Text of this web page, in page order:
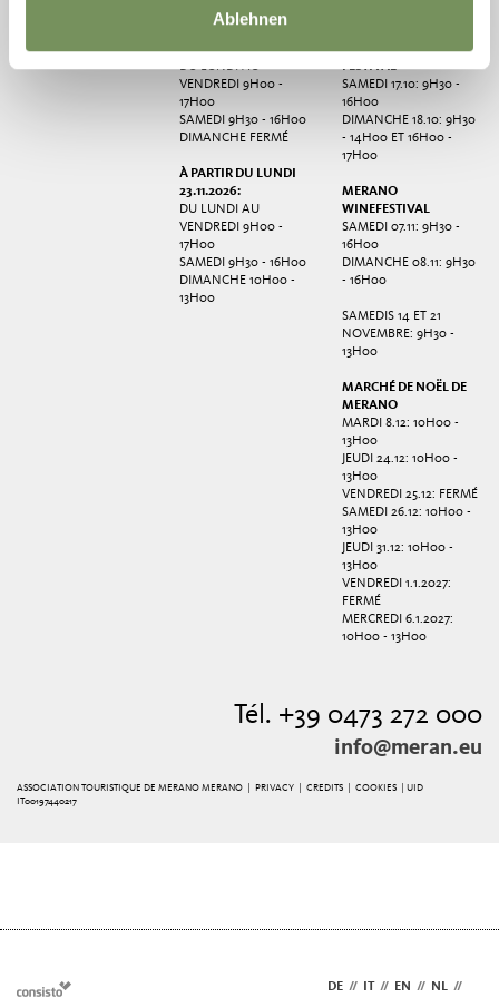
Ablehnen
19.10.2026:
DU LUNDI AU
VENDREDI 9H00 -
17H00
SAMEDI 9H30 - 16H00
DIMANCHE FERMÉ
À PARTIR DU LUNDI
23.11.2026:
DU LUNDI AU
VENDREDI 9H00 -
17H00
SAMEDI 9H30 - 16H00
DIMANCHE 10H00 -
13H00
MERANO GRAPE
FESTIVAL
SAMEDI 17.10: 9H30 -
16H00
DIMANCHE 18.10: 9H30
- 14H00 ET 16H00 -
17H00
MERANO
WINEFESTIVAL
SAMEDI 07.11: 9H30 -
16H00
DIMANCHE 08.11: 9H30
- 16H00
SAMEDIS 14 ET 21
NOVEMBRE: 9H30 -
13H00
MARCHÉ DE NOËL DE
MERANO
MARDI 8.12: 10H00 -
13H00
JEUDI 24.12: 10H00 -
13H00
VENDREDI 25.12: FERMÉ
SAMEDI 26.12: 10H00 -
13H00
JEUDI 31.12: 10H00 -
13H00
VENDREDI 1.1.2027:
FERMÉ
MERCREDI 6.1.2027:
10H00 - 13H00
Tél. +39 0473 272 000
info@meran.eu
ASSOCIATION TOURISTIQUE DE MERANO MERANO | PRIVACY |CREDITS |COOKIES
| UID
IT00197440217
DE // IT // EN // NL //